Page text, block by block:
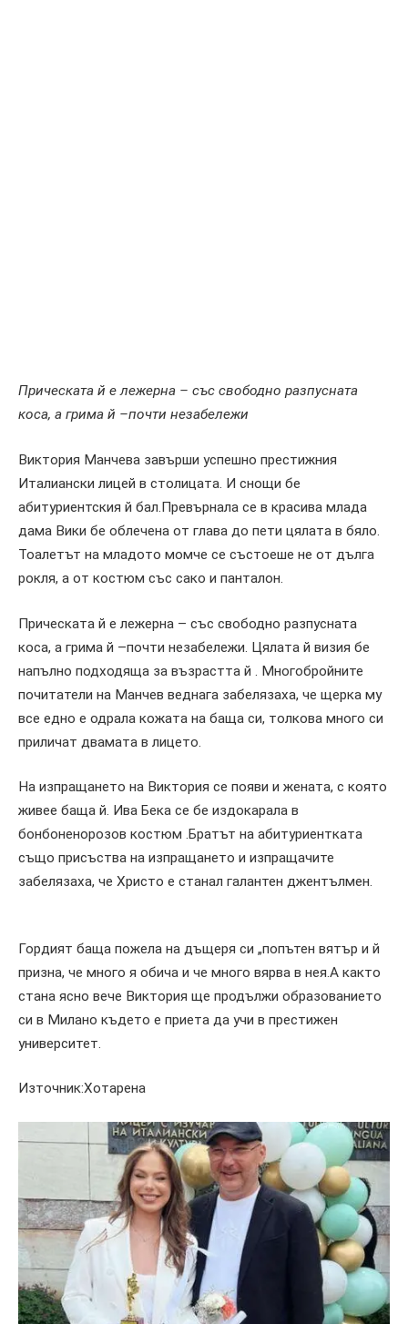
Прическата й е лежерна – със свободно разпусната
коса, а грима й –почти незабележи
Виктория Манчева завърши успешно престижния
Италиански лицей в столицата. И снощи бе
абитуриентския й бал.Превърнала се в красива млада
дама Вики бе облечена от глава до пети цялата в бяло.
Тоалетът на младото момче се състоеше не от дълга
рокля, а от костюм със сако и панталон.
Прическата й е лежерна – със свободно разпусната
коса, а грима й –почти незабележи. Цялата й визия бе
напълно подходяща за възрастта й . Многобройните
почитатели на Манчев веднага забелязаха, че щерка му
все едно е одрала кожата на баща си, толкова много си
приличат двамата в лицето.
На изпращането на Виктория се появи и жената, с която
живее баща й. Ива Бека се бе издокарала в
бонбоненорозов костюм .Братът на абитуриентката
също присъства на изпращането и изпращачите
забелязаха, че Христо е станал галантен джентълмен.
Гордият баща пожела на дъщеря си „попътен вятър и й
призна, че много я обича и че много вярва в нея.А както
стана ясно вече Виктория ще продължи образованието
си в Милано където е приета да учи в престижен
университет.
Източник:Хотарена